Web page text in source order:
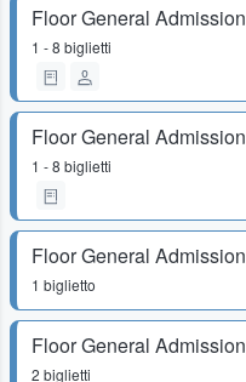
Floor General Admission
1 - 8 biglietti
Floor General Admission
1 - 8 biglietti
Floor General Admission
1 biglietto
Floor General Admission
2 biglietti